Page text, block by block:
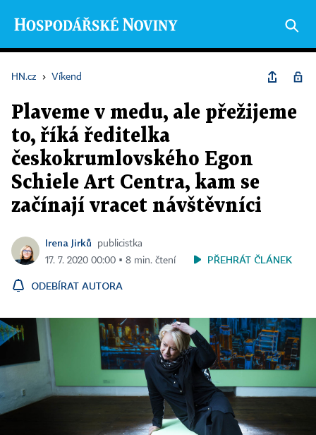
HN.cz › Víkend
Plaveme v medu, ale přežijeme
to, říká ředitelka
českokrumlovského Egon
Schiele Art Centra, kam se
začínají vracet návštěvníci
Irena Jirků
publicistka
17. 7. 2020 00:00 ▪ 8 min. čtení
PŘEHRÁT ČLÁNEK
ODEBÍRAT AUTORA